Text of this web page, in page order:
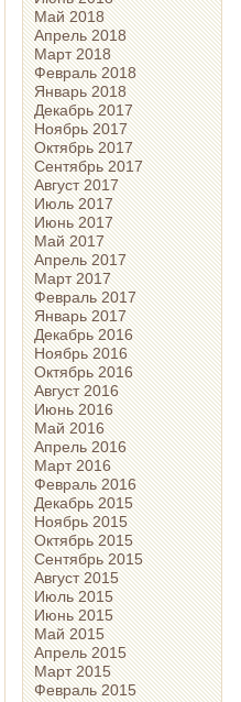
Май 2018
Апрель 2018
Март 2018
Февраль 2018
Январь 2018
Декабрь 2017
Ноябрь 2017
Октябрь 2017
Сентябрь 2017
Август 2017
Июль 2017
Июнь 2017
Май 2017
Апрель 2017
Март 2017
Февраль 2017
Январь 2017
Декабрь 2016
Ноябрь 2016
Октябрь 2016
Август 2016
Июнь 2016
Май 2016
Апрель 2016
Март 2016
Февраль 2016
Декабрь 2015
Ноябрь 2015
Октябрь 2015
Сентябрь 2015
Август 2015
Июль 2015
Июнь 2015
Май 2015
Апрель 2015
Март 2015
Февраль 2015